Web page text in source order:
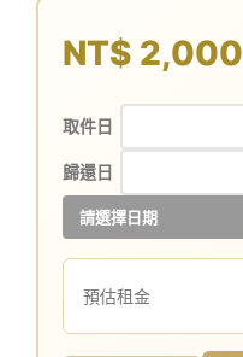
NT$ 2,000
取件日
歸還日
請選擇日期
預估租金